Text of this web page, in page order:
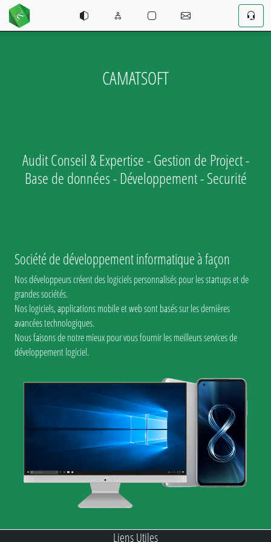
CAMATSOFT
Audit Conseil & Expertise - Gestion de Project -
Base de données - Développement - Securité
Société de développement informatique à façon
Nos développeurs créent des logiciels personnalisés pour les startups et de
grandes sociétés.
Nos logiciels, applications mobile et web sont basés sur les dernières
avancées technologiques.
Nous faisons de notre mieux pour vous fournir les meilleurs services de
développement logiciel.
Liens Utiles